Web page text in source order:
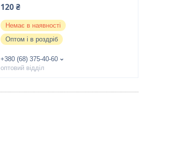
120 ₴
Немає в наявності
Оптом і в роздріб
+380 (68) 375-40-60
оптовий відділ